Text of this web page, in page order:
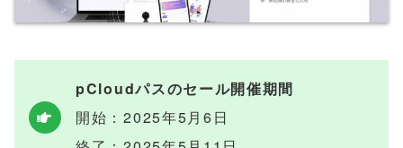
pCloudパスのセール開催期間
開始：2025年5月6日